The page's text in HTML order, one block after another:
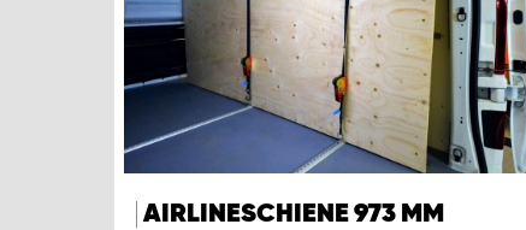
AIRLINESCHIENE 973 MM